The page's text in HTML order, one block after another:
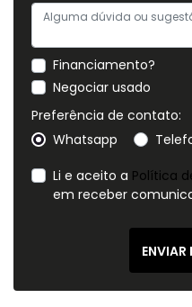
Financiamento?
Negociar usado
Preferência de contato:
Whatsapp
Li e aceito a Política
em receber